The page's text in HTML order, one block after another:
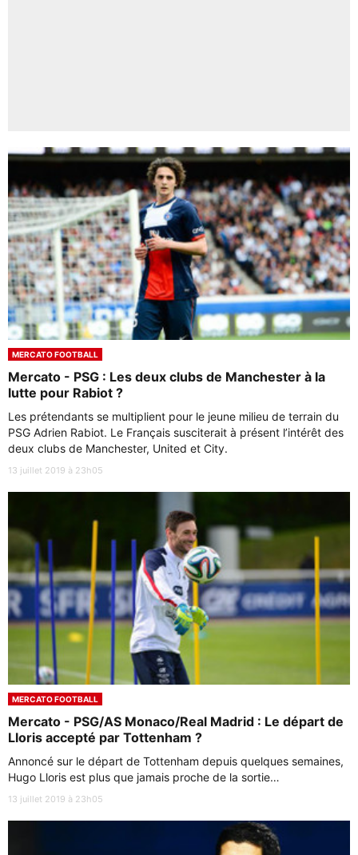
MERCATO FOOTBALL
Mercato - PSG : Les deux clubs de Manchester à la
lutte pour Rabiot ?
Les prétendants se multiplient pour le jeune milieu de terrain du
PSG Adrien Rabiot. Le Français susciterait à présent l’intérêt des
deux clubs de Manchester, United et City.
13 juillet 2019 à 23h05
MERCATO FOOTBALL
Mercato - PSG/AS Monaco/Real Madrid : Le départ de
Lloris accepté par Tottenham ?
Annoncé sur le départ de Tottenham depuis quelques semaines,
Hugo Lloris est plus que jamais proche de la sortie…
13 juillet 2019 à 23h05